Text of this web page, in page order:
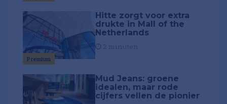
Premium
Hitte zorgt voor extra
drukte in Mall of the
Netherlands
Mud Jeans: groene
idealen, maar rode
cijfers vellen de pionier